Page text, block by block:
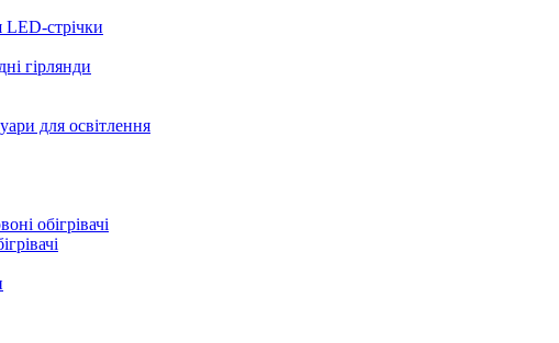
LED-стрічки
гірлянди
для освітлення
обігрівачі